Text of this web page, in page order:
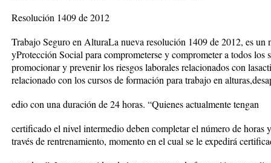
Resolución 1409 de 2012
Trabajo Seguro en AlturaLa nueva resolución 1409 de 2012, es
yProtección Social para comprometerse y comprometer a todos
promocionar y prevenir los riesgos laborales relacionados con
relacionado con los cursos de formación para trabajo en
edio con una duración de 24 horas. “Quienes actualmente tengan
certificado el nivel intermedio deben completar el número de horas
través de rentrenamiento, momento en el cual se le expedirá